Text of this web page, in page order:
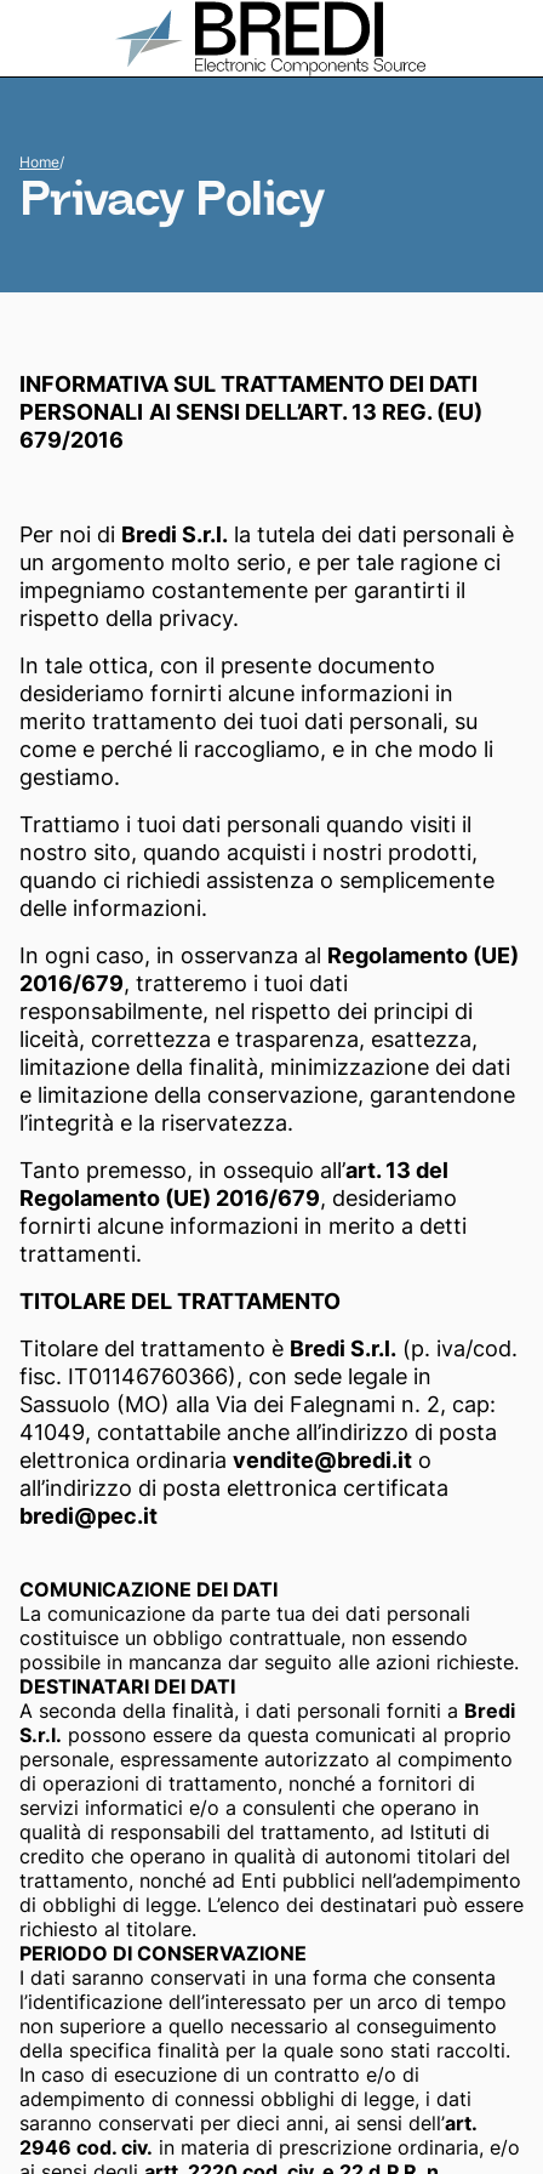
Home/
Privacy Policy
INFORMATIVA SUL TRATTAMENTO DEI DATI
PERSONALI AI SENSI DELL’ART. 13 REG. (EU)
679/2016
Per noi di Bredi S.r.l. la tutela dei dati personali è
un argomento molto serio, e per tale ragione ci
impegniamo costantemente per garantirti il
rispetto della privacy.
In tale ottica, con il presente documento
desideriamo fornirti alcune informazioni in
merito trattamento dei tuoi dati personali, su
come e perché li raccogliamo, e in che modo li
gestiamo.
Trattiamo i tuoi dati personali quando visiti il
nostro sito, quando acquisti i nostri prodotti,
quando ci richiedi assistenza o semplicemente
delle informazioni.
In ogni caso, in osservanza al Regolamento (UE)
2016/679, tratteremo i tuoi dati
responsabilmente, nel rispetto dei principi di
liceità, correttezza e trasparenza, esattezza,
limitazione della finalità, minimizzazione dei dati
e limitazione della conservazione, garantendone
l’integrità e la riservatezza.
Tanto premesso, in ossequio all’art. 13 del
Regolamento (UE) 2016/679, desideriamo
fornirti alcune informazioni in merito a detti
trattamenti.
TITOLARE DEL TRATTAMENTO
Titolare del trattamento è Bredi S.r.l. (p. iva/cod.
fisc. IT01146760366), con sede legale in
Sassuolo (MO) alla Via dei Falegnami n. 2, cap:
41049, contattabile anche all’indirizzo di posta
elettronica ordinaria vendite@bredi.it o
all’indirizzo di posta elettronica certificata
bredi@pec.it
COMUNICAZIONE DEI DATI
La comunicazione da parte tua dei dati personali
costituisce un obbligo contrattuale, non essendo
possibile in mancanza dar seguito alle azioni richieste.
DESTINATARI DEI DATI
A seconda della finalità, i dati personali forniti a Bredi
S.r.l. possono essere da questa comunicati al proprio
personale, espressamente autorizzato al compimento
di operazioni di trattamento, nonché a fornitori di
servizi informatici e/o a consulenti che operano in
qualità di responsabili del trattamento, ad Istituti di
credito che operano in qualità di autonomi titolari del
trattamento, nonché ad Enti pubblici nell’adempimento
di obblighi di legge. L’elenco dei destinatari può essere
richiesto al titolare.
PERIODO DI CONSERVAZIONE
I dati saranno conservati in una forma che consenta
l’identificazione dell’interessato per un arco di tempo
non superiore a quello necessario al conseguimento
della specifica finalità per la quale sono stati raccolti.
In caso di esecuzione di un contratto e/o di
adempimento di connessi obblighi di legge, i dati
saranno conservati per dieci anni, ai sensi dell’art.
2946 cod. civ. in materia di prescrizione ordinaria, e/o